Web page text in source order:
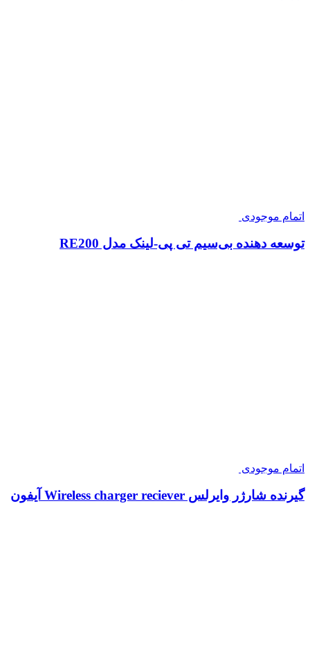
اتمام موجودی
توسعه دهنده بی‌سیم تی پی-لینک مدل RE200
اتمام موجودی
گیرنده شارژر وایرلس Wireless charger reciever آیفون